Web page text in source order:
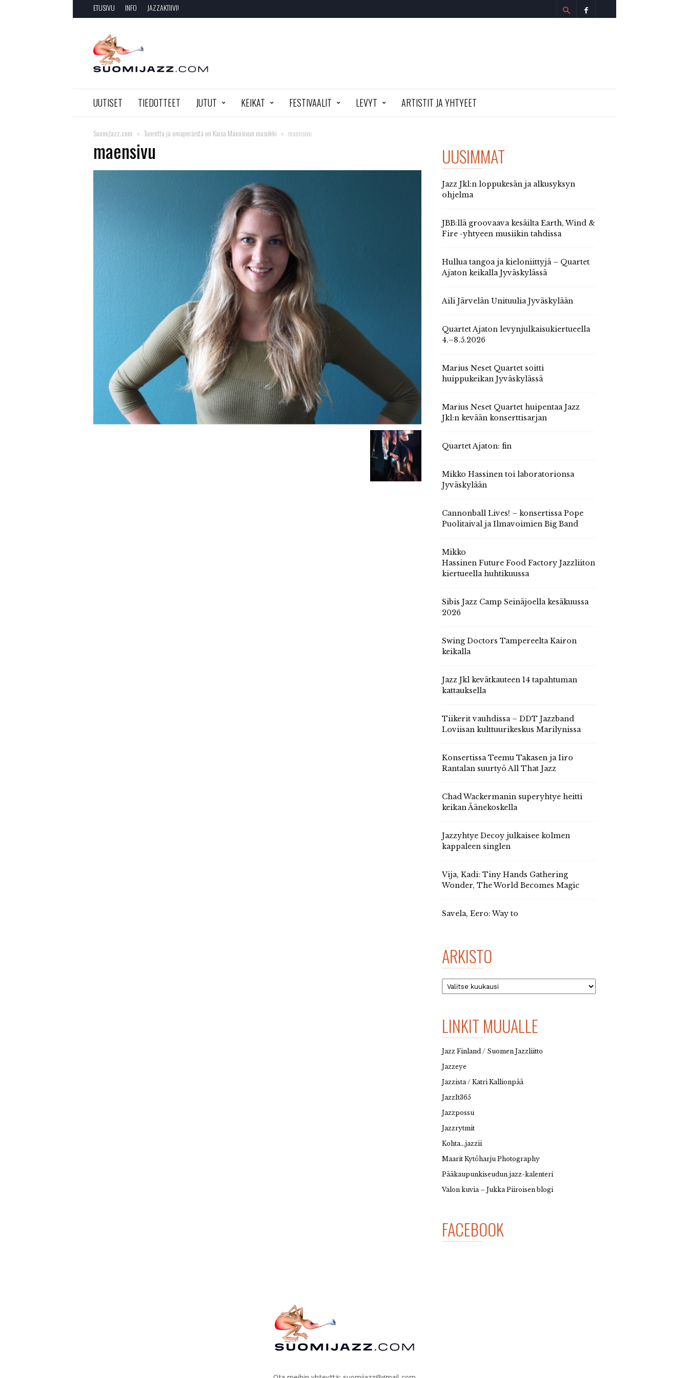
ETUSIVU INFO JAZZAKTIIVI!
SuomiJazz.com
UUTISET TIEDOTTEET JUTUT KEIKAT FESTIVAALIT LEVYT ARTISTIT JA YHTYEET
SuomiJazz.com Tuoretta ja omaperäistä on Kaisa Mäensivun musiikki maensivu
maensivu UUSIMMAT
Jazz Jkl:n loppukesän ja alkusyksyn
ohjelma
JBB:llä groovaava kesäilta Earth, Wind &
Fire -yhtyeen musiikin tahdissa
Hullua tangoa ja kieloniittyjä – Quartet
Ajaton keikalla Jyväskylässä
Aili Järvelän Unituulia Jyväskylään
Quartet Ajaton levynjulkaisukiertueella
4.–8.5.2026
Marius Neset Quartet soitti
huippukeikan Jyväskylässä
Marius Neset Quartet huipentaa Jazz
Jkl:n kevään konserttisarjan
Quartet Ajaton: fin
Mikko Hassinen toi laboratorionsa
Jyväskylään
Cannonball Lives! – konsertissa Pope
Puolitaival ja Ilmavoimien Big Band
Mikko
Hassinen Future Food Factory Jazzliiton
kiertueella huhtikuussa
Sibis Jazz Camp Seinäjoella kesäkuussa
2026
Swing Doctors Tampereelta Kairon
keikalla
Jazz Jkl kevätkauteen 14 tapahtuman
kattauksella
Tiikerit vauhdissa – DDT Jazzband
Loviisan kulttuurikeskus Marilynissa
Konsertissa Teemu Takasen ja Iiro
Rantalan suurtyö All That Jazz
Chad Wackermanin superyhtye heitti
keikan Äänekoskella
Jazzyhtye Decoy julkaisee kolmen
kappaleen singlen
Vija, Kadi: Tiny Hands Gathering
Wonder, The World Becomes Magic
Savela, Eero: Way to
ARKISTO
Arkisto
LINKIT MUUALLE
Jazz Finland / Suomen Jazzliitto
Jazzeye
Jazzista / Katri Kallionpää
JazzIt365
Jazzpossu
Jazzrytmit
Kohta…jazzii
Maarit Kytöharju Photography
Pääkaupunkiseudun jazz-kalenteri
Valon kuvia – Jukka Piiroisen blogi
FACEBOOK